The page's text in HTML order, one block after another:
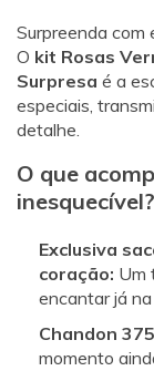
Surpreenda com
O kit Rosas
Surpresa é a
especiais,
detalhe.
O que
inesquecível?
Exclusiva
coração: Um
encantar já
Chandon
momento